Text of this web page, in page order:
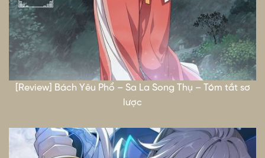
[Review] Bách Yêu Phổ – Sa La Song Thụ – Tóm tắt sơ
lược